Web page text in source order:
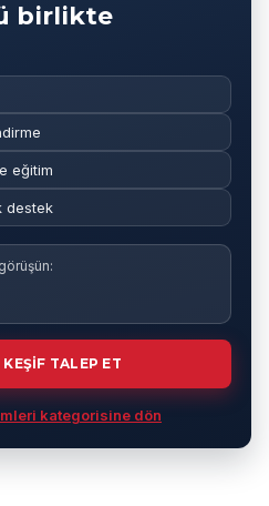
birlikte
eğitim
destek
TALEP ET
kategorisine dön